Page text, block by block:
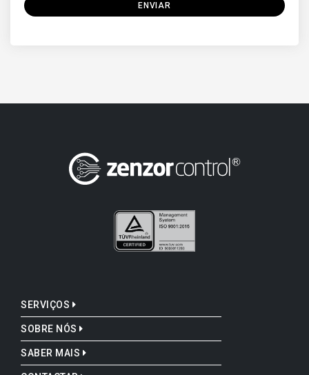
ENVIAR
SERVIÇOS
SOBRE NÓS
SABER MAIS